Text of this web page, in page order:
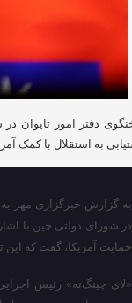
دفتر امور تایوان
به استقلال با کمک
به گزارش خبرگزاری مهر به
در شورای دولتی چین با
حمایت آمریکا، گفت که این
«لای چینگ‌ته» رئیس